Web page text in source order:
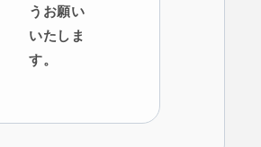
うお願い
いたしま
す。